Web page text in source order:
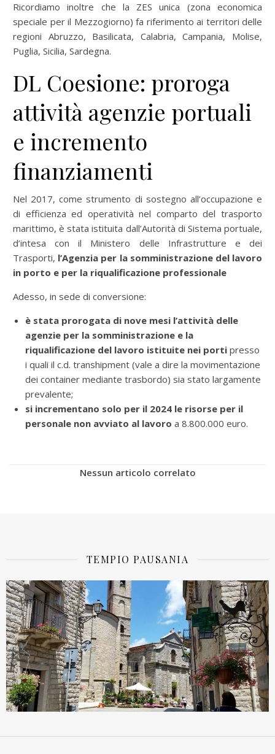
Ricordiamo inoltre che la ZES unica (zona economica
speciale per il Mezzogiorno) fa riferimento ai territori delle
regioni Abruzzo, Basilicata, Calabria, Campania, Molise,
Puglia, Sicilia, Sardegna.
DL Coesione: proroga
attività agenzie portuali
e incremento
finanziamenti
Nel 2017, come strumento di sostegno all’occupazione e
di efficienza ed operatività nel comparto del trasporto
marittimo, è stata istituita dall’Autorità di Sistema portuale,
d’intesa con il Ministero delle Infrastrutture e dei
Trasporti, l’Agenzia per la somministrazione del lavoro
in porto e per la riqualificazione professionale
Adesso, in sede di conversione:
è stata prorogata di nove mesi l’attività delle
agenzie per la somministrazione e la
riqualificazione del lavoro istituite nei porti presso
i quali il c.d. transhipment (vale a dire la movimentazione
dei container mediante trasbordo) sia stato largamente
prevalente;
si incrementano solo per il 2024 le risorse per il
personale non avviato al lavoro a 8.800.000 euro.
Nessun articolo correlato
TEMPIO PAUSANIA